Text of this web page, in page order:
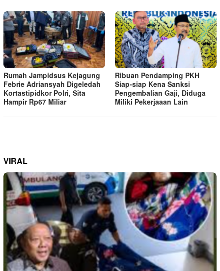
Rumah Jampidsus Kejagung
Febrie Adriansyah Digeledah
Kortastipidkor Polri, Sita
Hampir Rp67 Miliar
Ribuan Pendamping PKH
Siap-siap Kena Sanksi
Pengembalian Gaji, Diduga
Miliki Pekerjaaan Lain
VIRAL